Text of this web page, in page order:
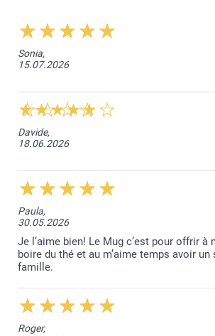
Sonia,
15.07.2026
Davide,
18.06.2026
Paula,
30.05.2026
Je l’aime bien! Le Mug c’est pour offrir à
boire du thé et au m’aime temps avoir un
famille.
Roger,